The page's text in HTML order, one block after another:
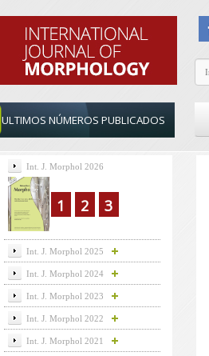
ULTIMOS NÚMEROS PUBLICADOS
Int. J. Morphol 2026
1 2 3
Int. J. Morphol 2025
Int. J. Morphol 2024
Int. J. Morphol 2023
Int. J. Morphol 2022
Int. J. Morphol 2021